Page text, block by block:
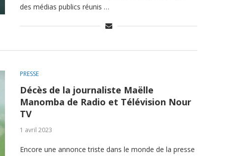
des médias publics réunis …
PRESSE
Décès de la journaliste Maëlle
Manomba de Radio et Télévision Nour
TV
1 avril 2023
Encore une annonce triste dans le monde de la presse